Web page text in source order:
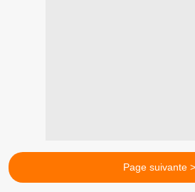
Page suivante >